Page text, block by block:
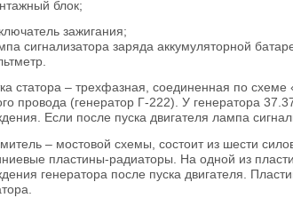
блок;
зажигания;
сигнализатора заряда аккумуляторной
статора – трехфазная, соединенная по схеме
провода (генератор Г-222). У генератора
Если после пуска двигателя лампа
– мостовой схемы, состоит из шести
пластины-радиаторы. На одной из
генератора после пуска двигателя.